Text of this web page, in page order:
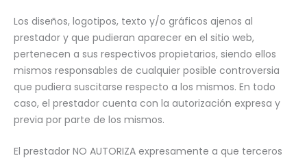
Los diseños, logotipos, texto y/o gráficos ajenos al
prestador y que pudieran aparecer en el sitio web,
pertenecen a sus respectivos propietarios, siendo ellos
mismos responsables de cualquier posible controversia
que pudiera suscitarse respecto a los mismos. En todo
caso, el prestador cuenta con la autorización expresa y
previa por parte de los mismos.
El prestador NO AUTORIZA expresamente a que terceros